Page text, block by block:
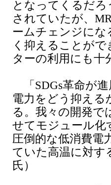
となってくるだ
されていたが、
ームチェンジに
く抑えることが
ターの利用にも十
「SDGs革命が
電力をどう抑える
る。我々の開発で
せてモジュール化
圧倒的な低消費電
ていた高温に対す
氏）